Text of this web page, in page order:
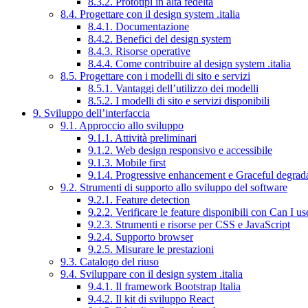
8.4. Progettare con il design system .italia
8.4.1. Documentazione
8.4.2. Benefici del design system
8.4.3. Risorse operative
8.4.4. Come contribuire al design system .italia
8.5. Progettare con i modelli di sito e servizi
8.5.1. Vantaggi dell’utilizzo dei modelli
8.5.2. I modelli di sito e servizi disponibili
9. Sviluppo dell’interfaccia
9.1. Approccio allo sviluppo
9.1.1. Attività preliminari
9.1.2. Web design responsivo e accessibile
9.1.3. Mobile first
9.1.4. Progressive enhancement e Graceful
9.2. Strumenti di supporto allo sviluppo del software
9.2.1. Feature detection
9.2.2. Verificare le feature disponibili con Can I
9.2.3. Strumenti e risorse per CSS e JavaScript
9.2.4. Supporto browser
9.2.5. Misurare le prestazioni
9.3. Catalogo del riuso
9.4. Sviluppare con il design system .italia
9.4.1. Il framework Bootstrap Italia
9.4.2. Il kit di sviluppo React